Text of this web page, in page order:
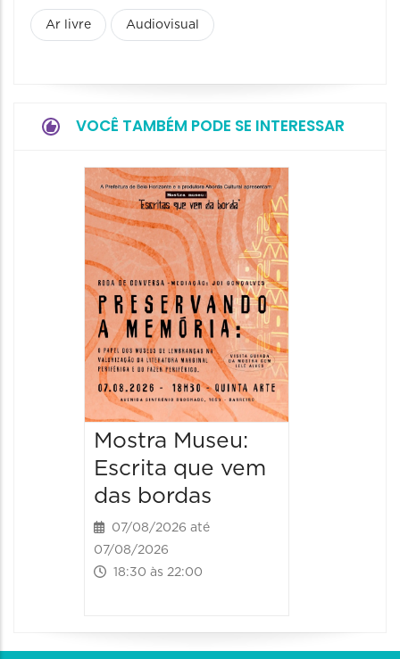
Ar livre Audiovisual
VOCÊ TAMBÉM PODE SE INTERESSAR
Mostra Museu:
Escrita que vem
das bordas
07/08/2026 até
07/08/2026
18:30 às 22:00